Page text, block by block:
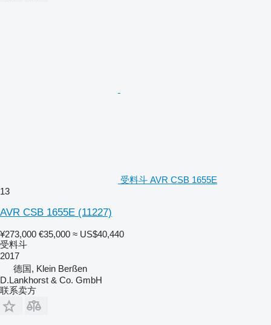
受料斗 AVR CSB 1655E
13
AVR CSB 1655E (11227)
¥273,000 €35,000 ≈ US$40,440
受料斗
2017
德国, Klein Berßen
D.Lankhorst & Co. GmbH
联系卖方